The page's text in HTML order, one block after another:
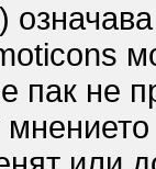
пак не